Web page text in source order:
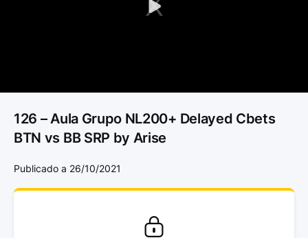
Play
126 – Aula Grupo NL200+ Delayed Cbets
BTN vs BB SRP by Arise
Publicado a 26/10/2021